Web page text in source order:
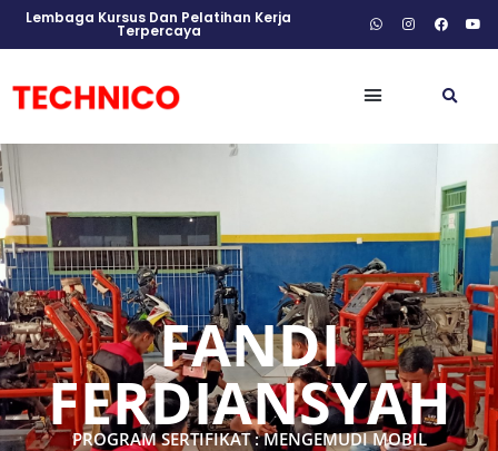
Lembaga Kursus Dan Pelatihan Kerja
Terpercaya
FANDI
FERDIANSYAH
PROGRAM SERTIFIKAT : MENGEMUDI MOBIL